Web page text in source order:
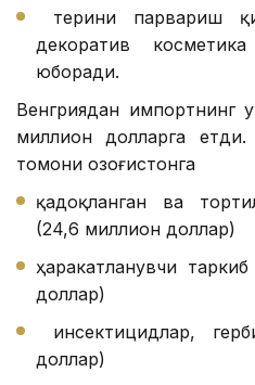
терини парвариш
декоратив
юборади.
Венгриядан импортнинг
миллион долларга
томони Қозоғистонга
қадоқланган ва
(24,6 миллион доллар)
ҳаракатланувчи
доллар)
инсектицидлар,
доллар)